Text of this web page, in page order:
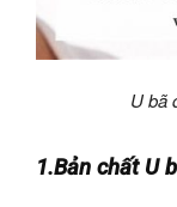
U bã
1.Bản chất U